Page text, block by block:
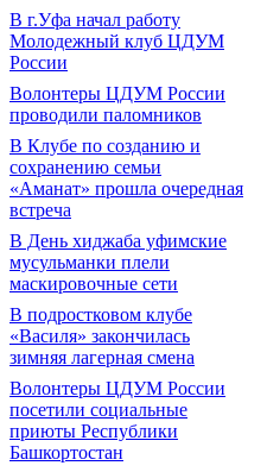
В г.Уфа начал работу
Молодежный клуб ЦДУМ
России
Волонтеры ЦДУМ России
проводили паломников
В Клубе по созданию и
сохранению семьи
«Аманат» прошла очередная
встреча
В День хиджаба уфимские
мусульманки плели
маскировочные сети
В подростковом клубе
«Василя» закончилась
зимняя лагерная смена
Волонтеры ЦДУМ России
посетили социальные
приюты Республики
Башкортостан